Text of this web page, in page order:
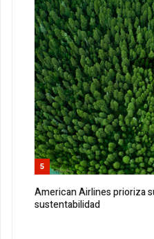
5
American Airlines prioriza
sustentabilidad